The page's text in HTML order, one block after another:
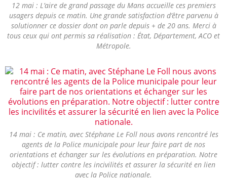
12 mai : L’aire de grand passage du Mans accueille ces premiers
usagers depuis ce matin. Une grande satisfaction d’être parvenu à
solutionner ce dossier dont on parle depuis + de 20 ans. Merci à
tous ceux qui ont permis sa réalisation : État, Département, ACO et
Métropole.
14 mai : Ce matin, avec Stéphane Le Foll nous avons rencontré les
agents de la Police municipale pour leur faire part de nos
orientations et échanger sur les évolutions en préparation. Notre
objectif : lutter contre les incivilités et assurer la sécurité en lien
avec la Police nationale.